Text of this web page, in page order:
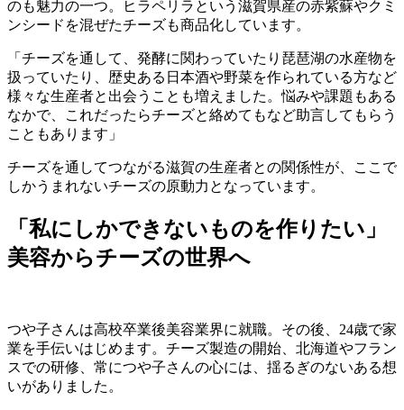
のも魅力の一つ。ヒラペリラという滋賀県産の赤紫蘇やクミ
ンシードを混ぜたチーズも商品化しています。
「チーズを通して、発酵に関わっていたり琵琶湖の水産物を
扱っていたり、歴史ある日本酒や野菜を作られている方など
様々な生産者と出会うことも増えました。悩みや課題もある
なかで、これだったらチーズと絡めてもなど助言してもらう
こともあります」
チーズを通してつながる滋賀の生産者との関係性が、ここで
しかうまれないチーズの原動力となっています。
「私にしかできないものを作りたい」
美容からチーズの世界へ
つや子さんは高校卒業後美容業界に就職。その後、24歳で家
業を手伝いはじめます。チーズ製造の開始、北海道やフラン
スでの研修、常につや子さんの心には、揺るぎのないある想
いがありました。